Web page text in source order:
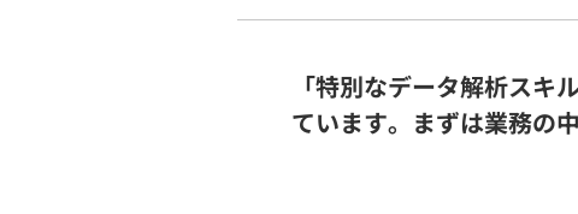
「特別なデータ解析ス
ています。まずは業務の